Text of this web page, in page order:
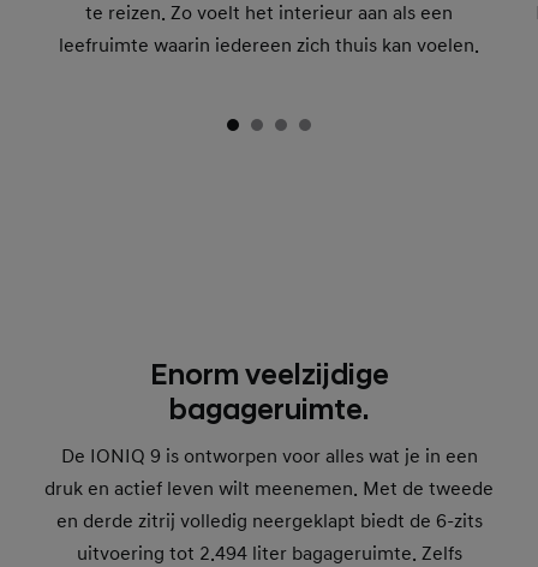
te reizen. Zo voelt het interieur aan als een
leefruimte waarin iedereen zich thuis kan voelen.
Enorm veelzijdige
bagageruimte.
De IONIQ 9 is ontworpen voor alles wat je in een
druk en actief leven wilt meenemen. Met de tweede
en derde zitrij volledig neergeklapt biedt de 6-zits
uitvoering tot 2.494 liter bagageruimte. Zelfs